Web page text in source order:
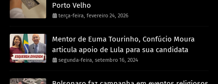
Porto Velho
terça-feira, fevereiro 24, 2026
Mentor de Euma Tourinho, Confúcio Moura
articula apoio de Lula para sua candidata
segunda-feira, setembro 16, 2024